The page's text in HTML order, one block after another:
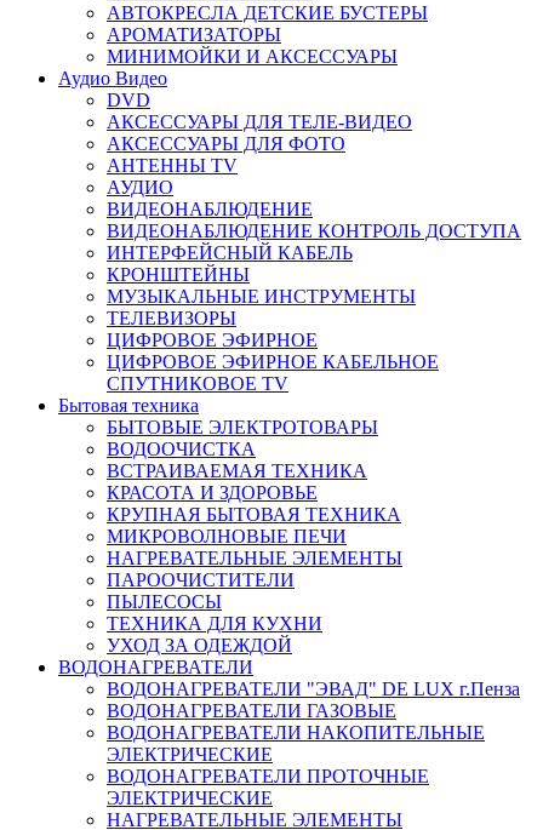
АВТОКРЕСЛА ДЕТСКИЕ БУСТЕРЫ
АРОМАТИЗАТОРЫ
МИНИМОЙКИ И АКСЕССУАРЫ
Аудио Видео
DVD
АКСЕССУАРЫ ДЛЯ ТЕЛЕ-ВИДЕО
АКСЕССУАРЫ ДЛЯ ФОТО
АНТЕННЫ TV
АУДИО
ВИДЕОНАБЛЮДЕНИЕ
ВИДЕОНАБЛЮДЕНИЕ КОНТРОЛЬ ДОСТУПА
ИНТЕРФЕЙСНЫЙ КАБЕЛЬ
КРОНШТЕЙНЫ
МУЗЫКАЛЬНЫЕ ИНСТРУМЕНТЫ
ТЕЛЕВИЗОРЫ
ЦИФРОВОЕ ЭФИРНОЕ
ЦИФРОВОЕ ЭФИРНОЕ КАБЕЛЬНОЕ
СПУТНИКОВОЕ TV
Бытовая техника
БЫТОВЫЕ ЭЛЕКТРОТОВАРЫ
ВОДООЧИСТКА
ВСТРАИВАЕМАЯ ТЕХНИКА
КРАСОТА И ЗДОРОВЬЕ
КРУПНАЯ БЫТОВАЯ ТЕХНИКА
МИКРОВОЛНОВЫЕ ПЕЧИ
НАГРЕВАТЕЛЬНЫЕ ЭЛЕМЕНТЫ
ПАРООЧИСТИТЕЛИ
ПЫЛЕСОСЫ
ТЕХНИКА ДЛЯ КУХНИ
УХОД ЗА ОДЕЖДОЙ
ВОДОНАГРЕВАТЕЛИ
ВОДОНАГРЕВАТЕЛИ "ЭВАД" DE LUX г.Пенза
ВОДОНАГРЕВАТЕЛИ ГАЗОВЫЕ
ВОДОНАГРЕВАТЕЛИ НАКОПИТЕЛЬНЫЕ
ЭЛЕКТРИЧЕСКИЕ
ВОДОНАГРЕВАТЕЛИ ПРОТОЧНЫЕ
ЭЛЕКТРИЧЕСКИЕ
НАГРЕВАТЕЛЬНЫЕ ЭЛЕМЕНТЫ